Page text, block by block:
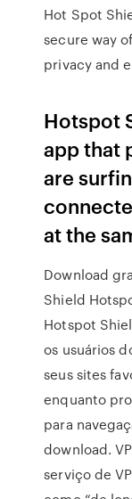
Hot Spot
secure way
privacy and
Hotspot
app that
are
at the
Download
Shield
Hotspot
os usuários
seus sites
enquanto
para
download.
serviço de